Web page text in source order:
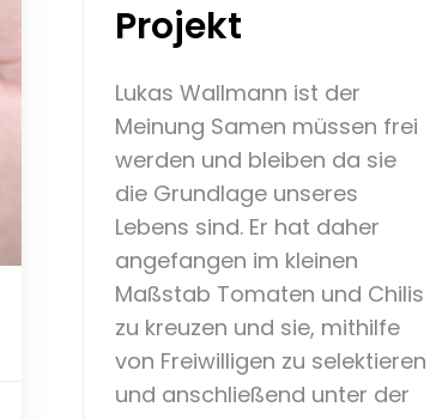
Projekt
Lukas Wallmann ist der
Meinung Samen müssen frei
werden und bleiben da sie
die Grundlage unseres
Lebens sind. Er hat daher
angefangen im kleinen
Maßstab Tomaten und Chilis
zu kreuzen und sie, mithilfe
von Freiwilligen zu selektieren
und anschließend unter der